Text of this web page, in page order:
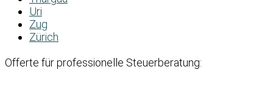
Uri
Zug
Zürich
Offerte für professionelle Steuerberatung: